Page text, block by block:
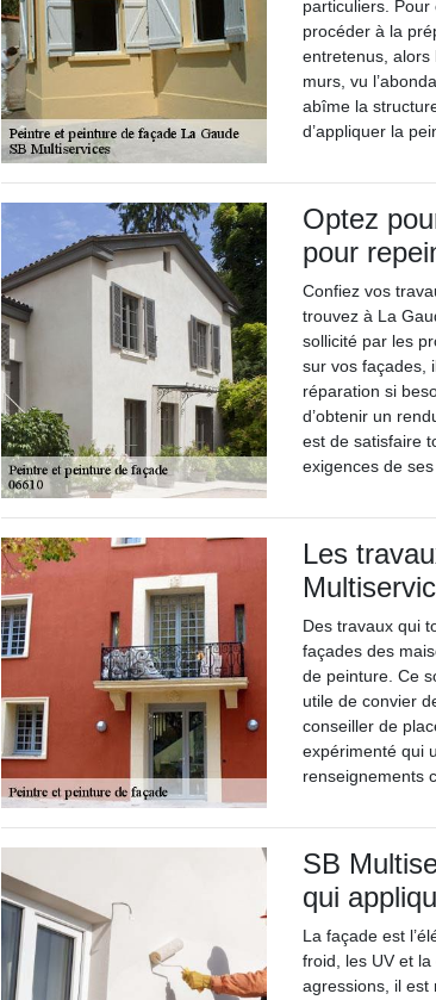
particuliers. Pour
procéder à la
entretenus, alors
murs, vu
abîme la
d’appliquer la
Optez
pour
Confiez vos
trouvez à La
sollicité par les
sur vos façades,
réparation si
d’obtenir un
est de satisfaire
exigences de ses
Les
Des travaux qui
façades des
de peinture. Ce
utile de convier
conseiller de
expérimenté qui
renseignements
SB
qui
La façade est
froid, les UV et
agressions, il est